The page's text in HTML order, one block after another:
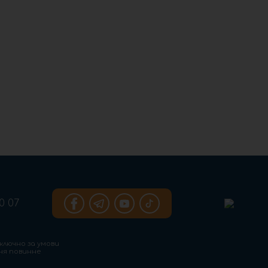
07
за умови
повинне